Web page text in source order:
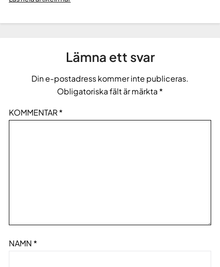
Lämna ett svar
Din e-postadress kommer inte publiceras.
Obligatoriska fält är märkta *
KOMMENTAR*
NAMN *